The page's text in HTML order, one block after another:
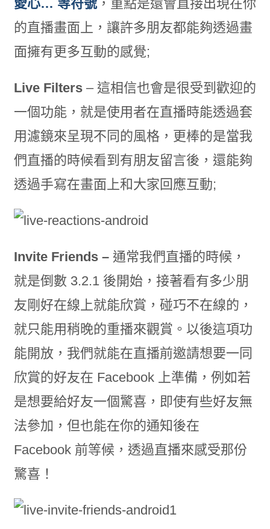
愛心… 等符號，重點是還會直接出現在你
的直播畫面上，讓許多朋友都能夠透過畫
面擁有更多互動的感覺;
Live Filters– 這相信也會是很受到歡迎的
一個功能，就是使用者在直播時能透過套
用濾鏡來呈現不同的風格，更棒的是當我
們直播的時候看到有朋友留言後，還能夠
透過手寫在畫面上和大家回應互動;
Invite Friends –通常我們直播的時候，
就是倒數 3.2.1 後開始，接著看有多少朋
友剛好在線上就能欣賞，碰巧不在線的，
就只能用稍晚的重播來觀賞。以後這項功
能開放，我們就能在直播前邀請想要一同
欣賞的好友在 Facebook 上準備，例如若
是想要給好友一個驚喜，即使有些好友無
法參加，但也能在你的通知後在
Facebook 前等候，透過直播來感受那份
驚喜！